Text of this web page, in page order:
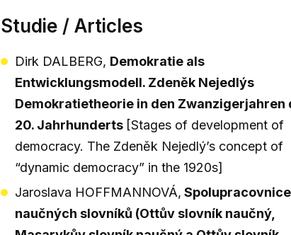
Studie / Articles
Dirk DALBERG, Demokratie als
Entwicklungsmodell. Zdeněk Nejedlýs
Demokratietheorie in den Zwanzigerjahren
20. Jahrhunderts [Stages of development of
democracy. The Zdeněk Nejedlý’s concept of
“dynamic democracy” in the 1920s]
Jaroslava HOFFMANNOVÁ, Spolupracovnice
naučných slovníků (Ottův slovník naučný,